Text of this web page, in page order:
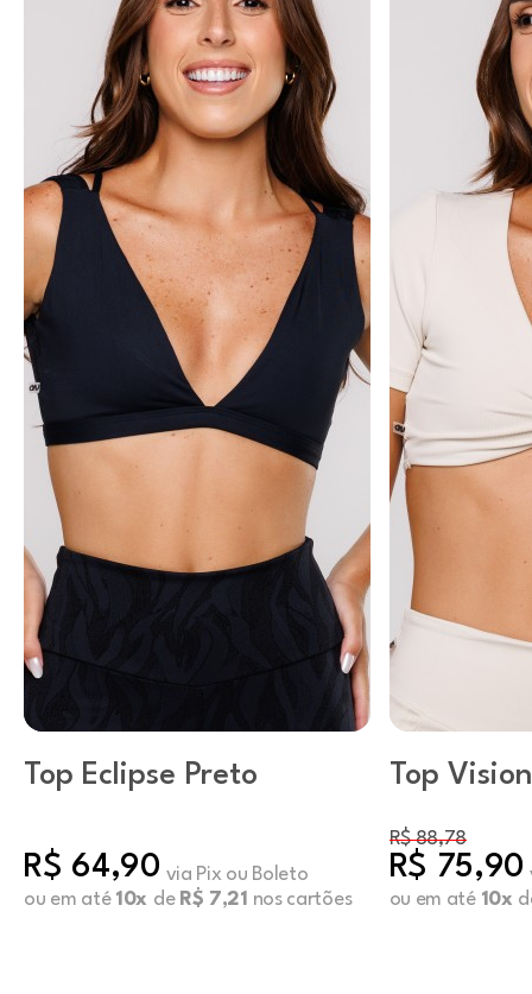
Top Eclipse Preto
R$ 64,90 via Pix ou Boleto
ou em até 10x de R$ 7,21 nos cartões
Top
R$ 88,78
R$ 75,90
ou em até 10x